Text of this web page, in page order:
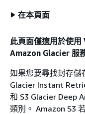
在本頁面
此頁面僅適用於使用
Amazon Glacier 服
如果您要尋找封存儲
Glacier Instant
和 S3 Glacier Deep
類別。 Amazon S3